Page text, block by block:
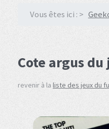
Vous êtes ici :
Cote argus
revenir à la liste des jeux du